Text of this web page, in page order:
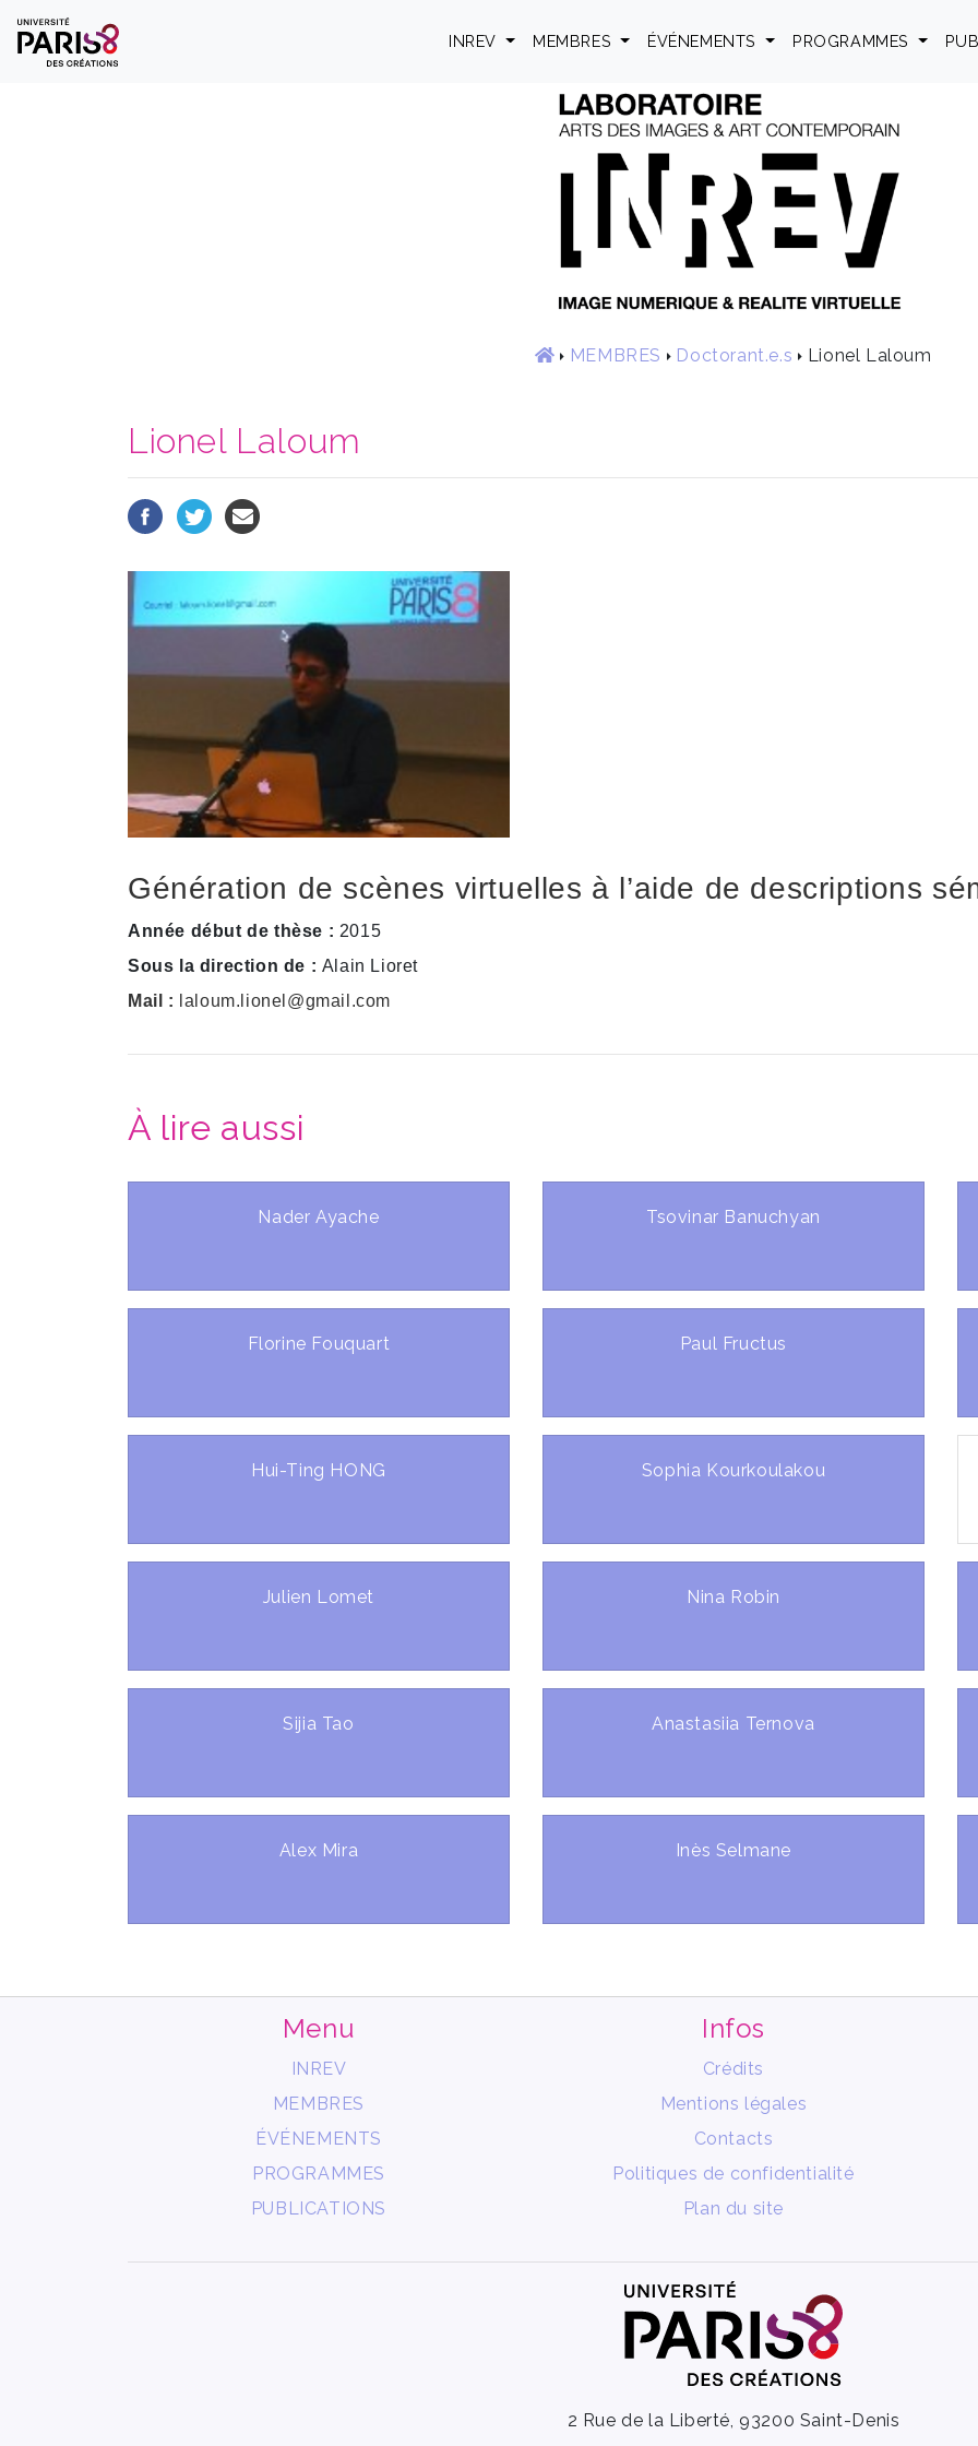
Panneau de gestion des cookies
INREV
MEMBRES ÉVÉNEMENTS PROGRAMMES
MEMBRES Doctorant.e.s Lionel Laloum
Lionel Laloum
Génération de scènes virtuelles à l’aide de descriptions
Année début de thèse : 2015
Sous la direction de : Alain Lioret
Mail :
laloum.lionel@gmail.com
À lire aussi
Nader Ayache Tsovinar Banuchyan
Florine Fouquart Paul Fructus
Hui-Ting HONG Sophia Kourkoulakou
Julien Lomet Nina Robin
Sijia Tao Anastasiia Ternova
Alex Mira Inès Selmane
Menu
INREV
MEMBRES
ÉVÉNEMENTS
PROGRAMMES
PUBLICATIONS
Infos
Crédits
Mentions légales
Contacts
Politiques de confidentialité
Plan du site
2 Rue de la Liberté, 93200 Saint-Denis